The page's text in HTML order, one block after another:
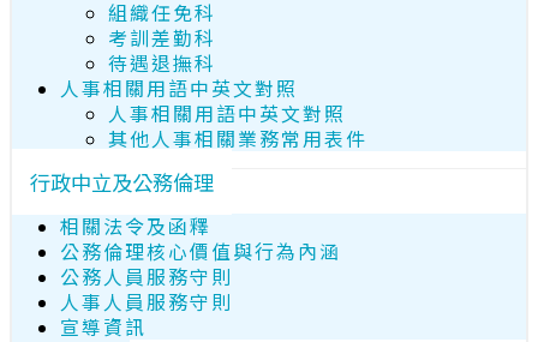
組織任免科
考訓差勤科
待遇退撫科
人事相關用語中英文對照
人事相關用語中英文對照
其他人事相關業務常用表件
行政中立及公務倫理
相關法令及函釋
公務倫理核心價值與行為內涵
公務人員服務守則
人事人員服務守則
宣導資訊